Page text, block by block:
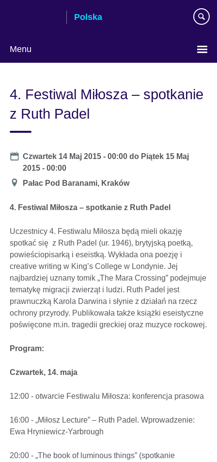
Polska
Menu
4. Festiwal Miłosza – spotkanie
z Ruth Padel
Date
Czwartek 14 Maj 2015 - 00:00 do Piątek 15 Maj
2015 - 00:00
Miejsce
Pałac Pod Baranami, Kraków
4. Festiwal Miłosza – spotkanie z Ruth Padel
Uczestnicy 4. Festiwalu Miłosza będą mieli okazję
spotkać się z Ruth Padel (ur. 1946), brytyjską poetką,
powieściopisarką i eseistką. Wykłada ona poezję i
creative writing w King’s College w Londynie. Jej
najbardziej uznany tomik „The Mara Crossing” podejmuje
tematykę migracji zwierząt i ludzi. Ruth Padel jest
prawnuczką Karola Darwina i słynie z działań na rzecz
ochrony przyrody. Publikowała także książki eseistyczne
poświęcone m.in. tragedii greckiej oraz muzyce rockowej.
Program:
Czwartek, 14. maja
12:00 - otwarcie Festiwalu Miłosza: konferencja prasowa
16:00 - „Miłosz Lecture” – Ruth Padel. Wprowadzenie:
Ewa Hryniewicz-Yarbrough
20:00 - „The book of luminous things” (spotkanie